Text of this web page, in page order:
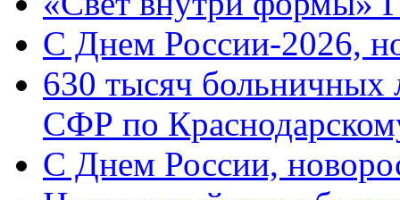
C Днем России-2026,
630 тысяч больничных
СФР по
C Днем России,